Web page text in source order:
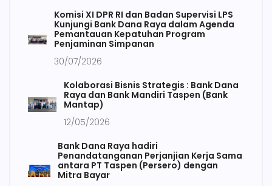
Komisi XI DPR RI dan Badan Supervisi LPS
Kunjungi Bank Dana Raya dalam Agenda
Pemantauan Kepatuhan Program
Penjaminan Simpanan
30/07/2026
Kolaborasi Bisnis Strategis : Bank Dana
Raya dan Bank Mandiri Taspen (Bank
Mantap)
12/05/2026
Bank Dana Raya hadiri
Penandatanganan Perjanjian Kerja Sama
antara PT Taspen (Persero) dengan
Mitra Bayar